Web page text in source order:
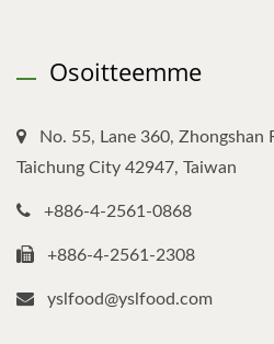
Osoitteemme
No. 55, Lane 360, Zhongshan
Taichung City 42947, Taiwan
+886-4-2561-0868
+886-4-2561-2308
yslfood@yslfood.com